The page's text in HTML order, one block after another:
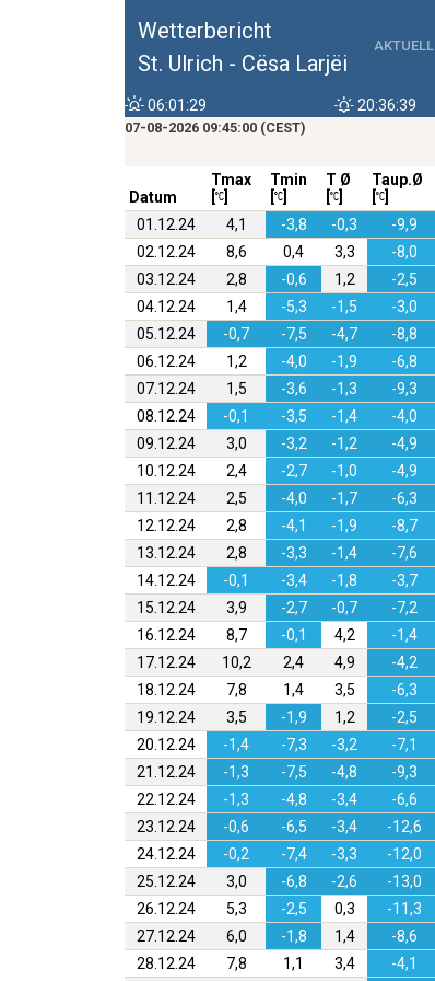
Wetterbericht
St. Ulrich - Cësa Larjëi
AKTUELL
06:01:29 20:36:39
07-08-2026 09:45:00 (CEST)
Datum
Tmax
Tmin
T Ø
Taup.Ø
01.12.24
4,1 -3,8 -0,3 -9,9
02.12.24
8,6 0,4 3,3 -8,0
03.12.24
2,8 -0,6 1,2 -2,5
04.12.24
1,4 -5,3 -1,5 -3,0
05.12.24
-0,7 -7,5 -4,7 -8,8
06.12.24
1,2 -4,0 -1,9 -6,8
07.12.24
1,5 -3,6 -1,3 -9,3
08.12.24
-0,1 -3,5 -1,4 -4,0
09.12.24
3,0 -3,2 -1,2 -4,9
10.12.24
2,4 -2,7 -1,0 -4,9
11.12.24
2,5 -4,0 -1,7 -6,3
12.12.24
2,8 -4,1 -1,9 -8,7
13.12.24
2,8 -3,3 -1,4 -7,6
14.12.24
-0,1 -3,4 -1,8 -3,7
15.12.24
3,9 -2,7 -0,7 -7,2
16.12.24
8,7 -0,1 4,2 -1,4
17.12.24
10,2 2,4 4,9 -4,2
18.12.24
7,8 1,4 3,5 -6,3
19.12.24
3,5 -1,9 1,2 -2,5
20.12.24
-1,4 -7,3 -3,2 -7,1
21.12.24
-1,3 -7,5 -4,8 -9,3
22.12.24
-1,3 -4,8 -3,4 -6,6
23.12.24
-0,6 -6,5 -3,4 -12,6
24.12.24
-0,2 -7,4 -3,3 -12,0
25.12.24
3,0 -6,8 -2,6 -13,0
26.12.24
5,3 -2,5 0,3 -11,3
27.12.24
6,0 -1,8 1,4 -8,6
28.12.24
7,8 1,1 3,4 -4,1